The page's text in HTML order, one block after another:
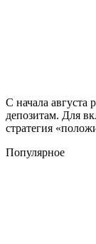
С начала августа
депозитам. Для
стратегия
Популярное